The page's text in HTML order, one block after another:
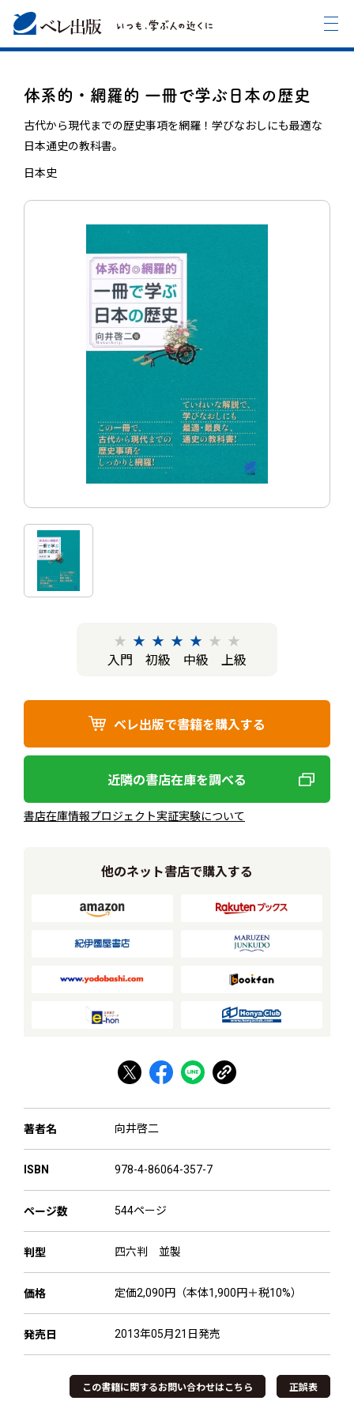
体系的・網羅的 一冊で学ぶ日本の歴史
古代から現代までの歴史事項を網羅！学びなおしにも最適な
日本通史の教科書。
日本史
★ ★ ★ ★ ★ ★ ★
入門
初級 中級 上級
ベレ出版で書籍を購入する
近隣の書店在庫を調べる
書店在庫情報プロジェクト実証実験について
他のネット書店で購入する
著者名 向井啓二
ISBN 978-4-86064-357-7
ページ数 544ページ
判型 四六判 並製
価格 定価2,090円（本体1,900円＋税10%）
発売日 2013年05月21日発売
この書籍に関するお問い合わせはこちら 正誤表